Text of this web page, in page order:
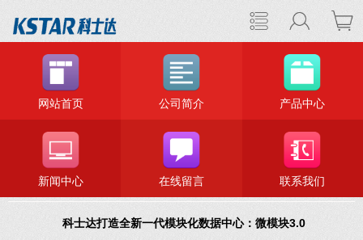
网站首页 公司简介 产品中心
新闻中心 在线留言 联系我们
科士达打造全新一代模块化数据中心：微模块3.0